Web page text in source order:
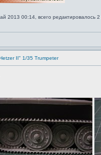
2013 00:14, всего редактировалось 2
II" 1/35 Trumpeter